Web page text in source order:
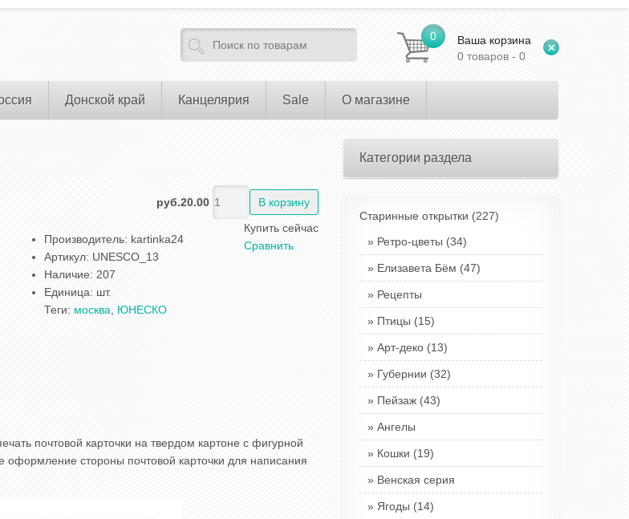
0
Ваша корзина
0 товаров - 0
Донской край Канцелярия Sale О магазине
руб.20.00
Производитель: kartinka24
Артикул: UNESCO_13
Наличие: 207
Единица: шт.
Теги: москва ЮНЕСКО
Купить сейчас
Сравнить
почтовой карточки на твердом картоне с фигурной
оформление стороны почтовой карточки для написания
Категории раздела
Старинные открытки (227)
Ретро-цветы (34)
Елизавета Бём (47)
Рецепты
Птицы (15)
Арт-деко (13)
Губернии (32)
Пейзаж (43)
Ангелы
Кошки (19)
Венская серия
Ягоды (14)